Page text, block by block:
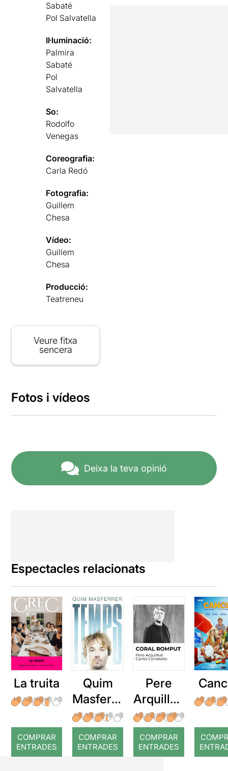
Sabaté
Pol Salvatella
Il·luminació:
Palmira
Sabaté
Pol
Salvatella
So:
Rodolfo
Venegas
Coreografia:
Carla Redó
Fotografia:
Guillem
Chesa
Vídeo:
Guillem
Chesa
Producció:
Teatreneu
Veure fitxa
sencera
Fotos i vídeos
Deixa la teva opinió
Espectacles relacionats
La truita
COMPRAR
ENTRADES
Quim
Masferre
r: Temps
COMPRAR
ENTRADES
Pere
Arquillué
: Coral
romput
COMPRAR
ENTRADES